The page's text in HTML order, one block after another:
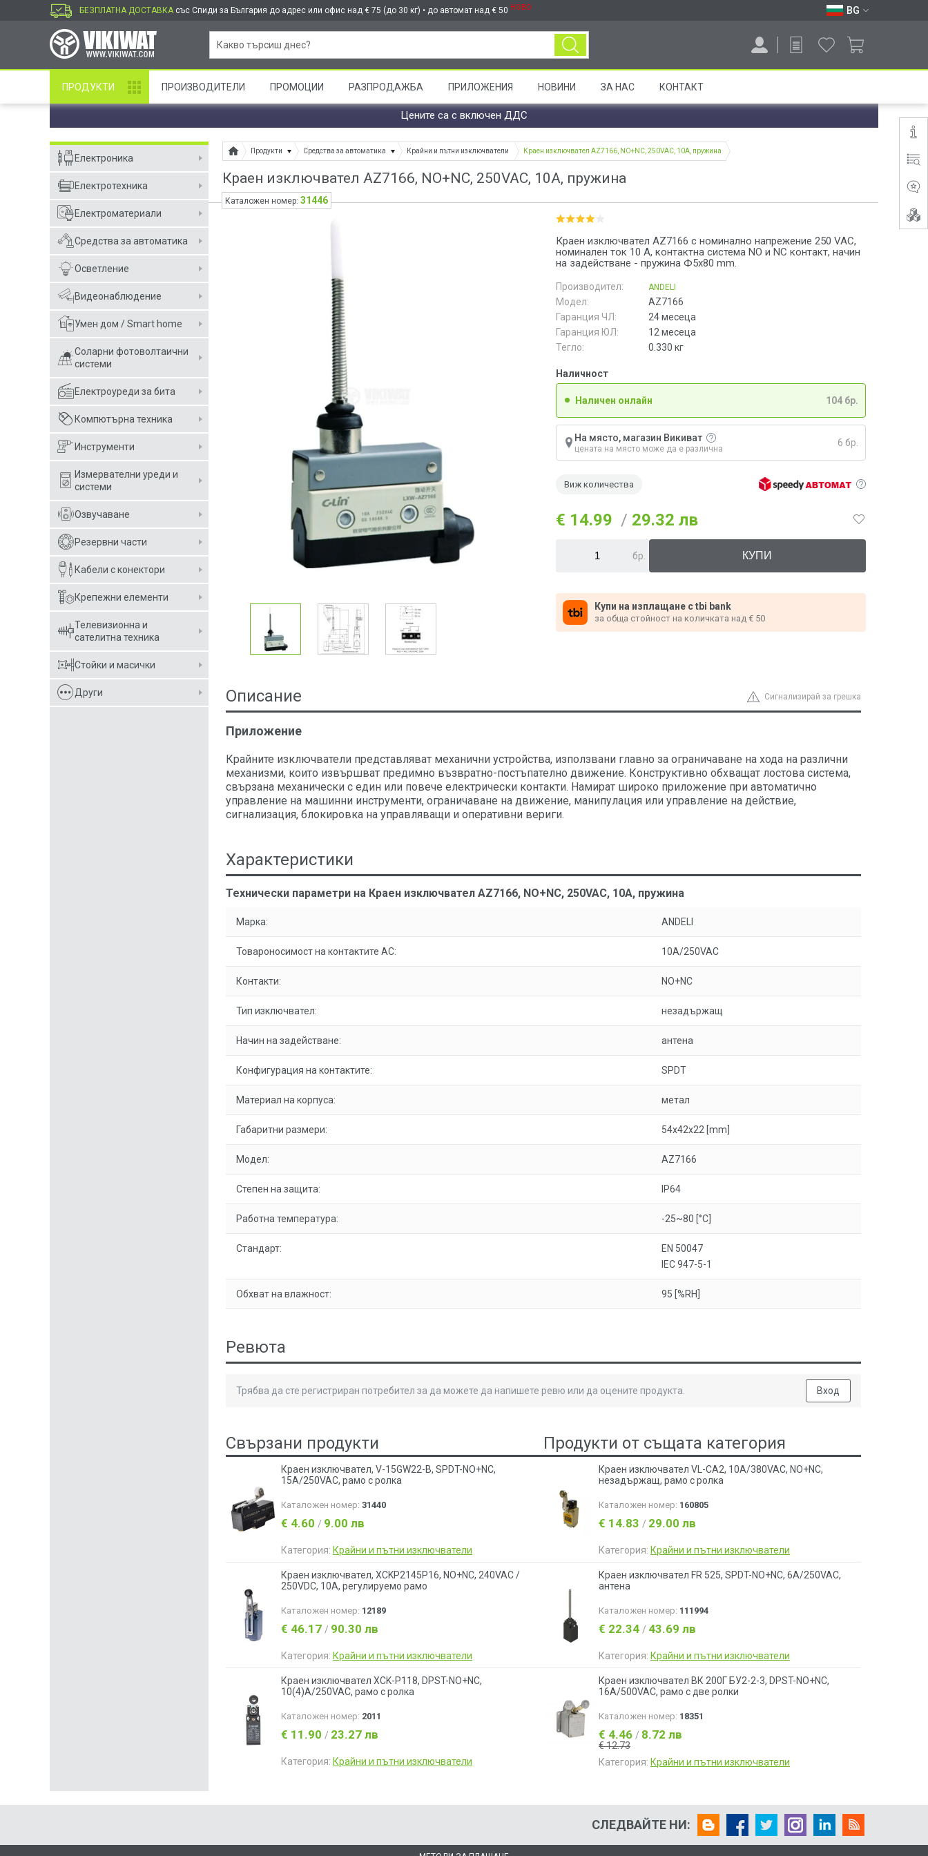
БЕЗПЛАТНА ДОСТАВКА със Спиди за България до адрес или офис над € 75 (до 30 кг) • до автомат над € 50 НОВО BG
ПРОДУКТИ ПРОИЗВОДИТЕЛИ ПРОМОЦИИ РАЗПРОДАЖБА ПРИЛОЖЕНИЯ НОВИНИ ЗА НАС КОНТАКТ
Цените са с включен ДДС
Електроника
Електротехника
Електроматериали
Средства за автоматика
Осветление
Видеонаблюдение
Умен дом / Smart home
Соларни фотоволтаични
системи
Електроуреди за бита
Компютърна техника
Инструменти
Измервателни уреди и
системи
Озвучаване
Резервни части
Кабели с конектори
Крепежни елементи
Телевизионна и
сателитна техника
Стойки и масички
Други
Продукти Средства за автоматика Крайни и пътни изключватели Краен изключвател AZ7166, NO+NC, 250VAC, 10A, пружина
Краен изключвател AZ7166, NO+NC, 250VAC, 10A, пружина
Краен изключвател AZ7166 с номинално напрежение 250 VAC,
номинален ток 10 A, контактна система NO и NC контакт, начин
на задействане - пружина Ф5x80 mm.
Производител: ANDELI
Модел:
AZ7166
Гаранция ЧЛ:
24 месеца
Гаранция ЮЛ:
12 месеца
Тегло:
0.330 кг
Наличност
Наличен онлайн 104 бр.
На място, магазин Викиват
цената на място може да е различна
6 бр.
Виж количества
€ 14.99 / 29.32 лв
бр.
Купи на изплащане с tbi bank
за обща стойност на количката над € 50
Каталожен номер: 31446
Сигнализирай за грешка
Описание
Приложение
Крайните изключватели представляват механични устройства, използвани главно за ограничаване на хода на различни
механизми, които извършват предимно възвратно-постъпателно движение. Конструктивно обхващат лостова система,
свързана механически с един или повече електрически контакти. Намират широко приложение при автоматично
управление на машинни инструменти, ограничаване на движение, манипулация или управление на действие,
сигнализация, блокировка на управляващи и оперативни вериги.
Характеристики
Технически параметри на Краен изключвател AZ7166, NO+NC, 250VAC, 10A, пружина
Марка: ANDELI
Товароносимост на контактите AC: 10A/250VAC
Контакти: NO+NC
Тип изключвател: незадържащ
Начин на задействане: антена
Конфигурация на контактите: SPDT
Материал на корпуса: метал
Габаритни размери: 54x42x22 [mm]
Модел: AZ7166
Степен на защита: IP64
Работна температура: -25~80 [°C]
Стандарт:
EN 50047
IEC 947-5-1
Обхват на влажност: 95 [%RH]
Ревюта
Трябва да сте регистриран потребител за да можете да напишете ревю или да оцените продукта. Вход
Свързани продукти
Краен изключвател, V-15GW22-B, SPDT-NO+NC,
15A/250VAC, рамо с ролка
Каталожен номер: 31440
€ 4.60 / 9.00 лв
Категория: Крайни и пътни изключватели
Краен изключвател, XCKP2145P16, NO+NC, 240VAC /
250VDC, 10A, регулируемо рамо
Каталожен номер: 12189
€ 46.17 / 90.30 лв
Категория: Крайни и пътни изключватели
Краен изключвател XCK-P118, DPST-NO+NC,
10(4)A/250VAC, рамо с ролка
Каталожен номер: 2011
€ 11.90 / 23.27 лв
Категория: Крайни и пътни изключватели
Продукти от същата категория
Краен изключвател VL-CA2, 10A/380VAC, NO+NC,
незадържащ, рамо с ролка
Каталожен номер: 160805
€ 14.83 / 29.00 лв
Категория: Крайни и пътни изключватели
Краен изключвател FR 525, SPDT-NO+NC, 6A/250VAC,
антена
Каталожен номер: 111994
€ 22.34 / 43.69 лв
Категория: Крайни и пътни изключватели
Краен изключвател ВК 200Г БУ2-2-3, DPST-NO+NC,
16A/500VAC, рамо с две ролки
Каталожен номер: 18351
€ 4.46 / 8.72 лв
€ 12.73
Категория: Крайни и пътни изключватели
СЛЕДВАЙТЕ НИ: